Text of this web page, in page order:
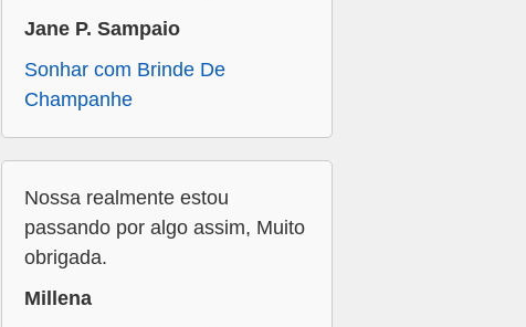
Jane P. Sampaio
Sonhar com Brinde De
Champanhe
Nossa realmente estou
passando por algo assim, Muito
obrigada.
Millena